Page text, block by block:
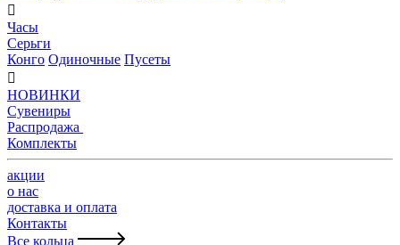

Часы
Серьги
Конго Одиночные Пусеты

НОВИНКИ
Сувениры
Распродажа
Комплекты
акции
о нас
доставка и оплата
Контакты
Все кольца